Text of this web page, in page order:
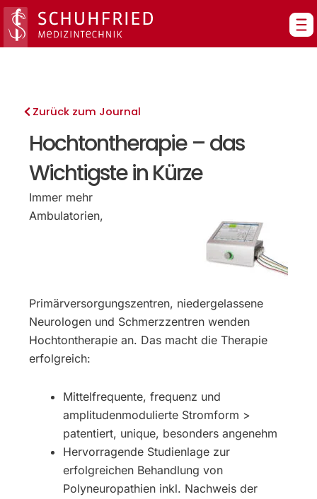
Zum
Inhalt
springen
Zurück zum Journal
Hochtontherapie – das
Wichtigste in Kürze
Immer mehr
Ambulatorien,
Primärversorgungszentren, niedergelassene
Neurologen und Schmerzzentren wenden
Hochtontherapie an. Das macht die Therapie
erfolgreich:
Mittelfrequente, frequenz und
amplitudenmodulierte Stromform >
patentiert, unique, besonders angenehm
Hervorragende Studienlage zur
erfolgreichen Behandlung von
Polyneuropathien inkl. Nachweis der